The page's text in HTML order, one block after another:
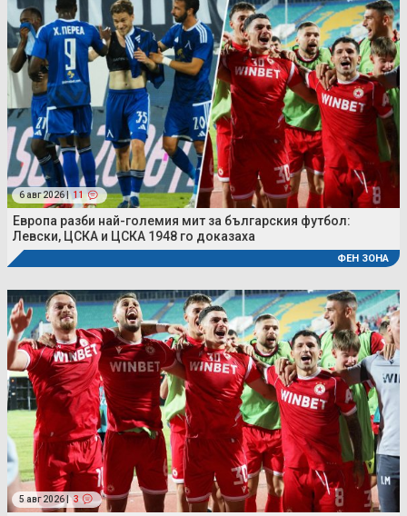
6 авг 2026 | 11
Европа разби най-големия мит за българския футбол:
Левски, ЦСКА и ЦСКА 1948 го доказаха
ФЕН ЗОНА
5 авг 2026 | 3